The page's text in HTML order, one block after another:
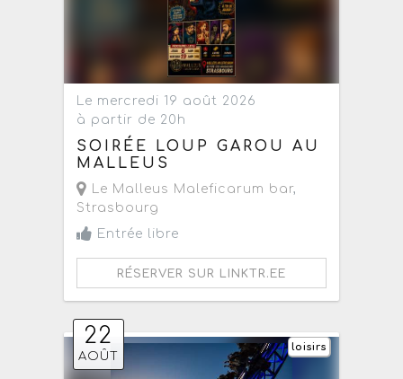
Le mercredi 19 août 2026
à partir de 20h
SOIRÉE LOUP GAROU AU
MALLEUS
Le Malleus Maleficarum bar,
Strasbourg
Entrée libre
RÉSERVER SUR LINKTR.EE
22
AOÛT
loisirs